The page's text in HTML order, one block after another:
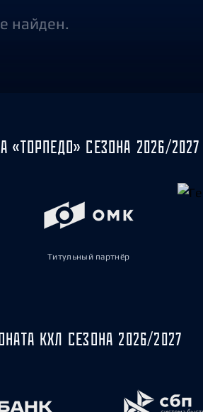
найден.
СЕЗОНА 2026/2027
Титульный партнёр
КХЛ СЕЗОНА 2026/2027